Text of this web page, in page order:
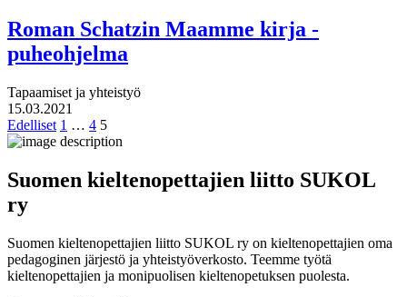
Roman Schatzin Maamme kirja -
puheohjelma
Tapaamiset ja yhteistyö
15.03.2021
Edelliset 1 … 4 5
Suomen kieltenopettajien liitto SUKOL
ry
Suomen kieltenopettajien liitto SUKOL ry on kieltenopettajien oma
pedagoginen järjestö ja yhteistyöverkosto. Teemme työtä
kieltenopettajien ja monipuolisen kieltenopetuksen puolesta.